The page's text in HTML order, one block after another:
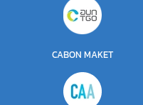
CABON MAKET